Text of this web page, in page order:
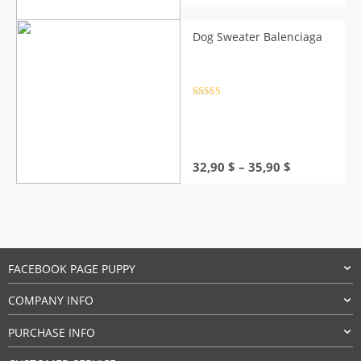
23,90 $.22,90 $.
Dog Sweater Balenciaga
32,90 $ – 35,90 $
FACEBOOK PAGE PUPPY
COMPANY INFO
PURCHASE INFO